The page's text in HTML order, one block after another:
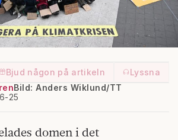
Bjud någon på artikeln
Lyssna
25
Bild: Anders Wiklund/TT
domen i det